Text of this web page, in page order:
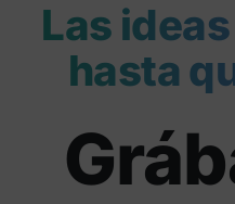
Las
hasta